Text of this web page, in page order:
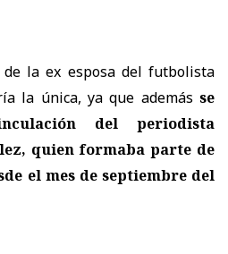
la ex esposa del futbolista
la única, ya que además se
del periodista
quien formaba parte de
el mes de septiembre del